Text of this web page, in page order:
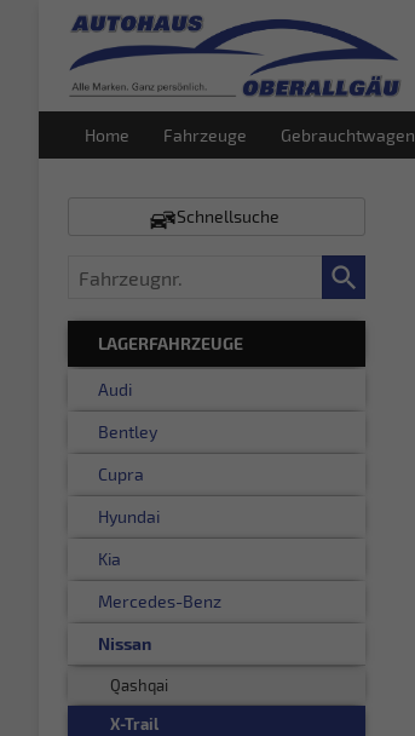
Home Fahrzeuge Gebrauchtwagen
Schnellsuche
Fahrzeugnr.
LAGERFAHRZEUGE
Audi
Bentley
Cupra
Hyundai
Kia
Mercedes-Benz
Nissan
Qashqai
X-Trail